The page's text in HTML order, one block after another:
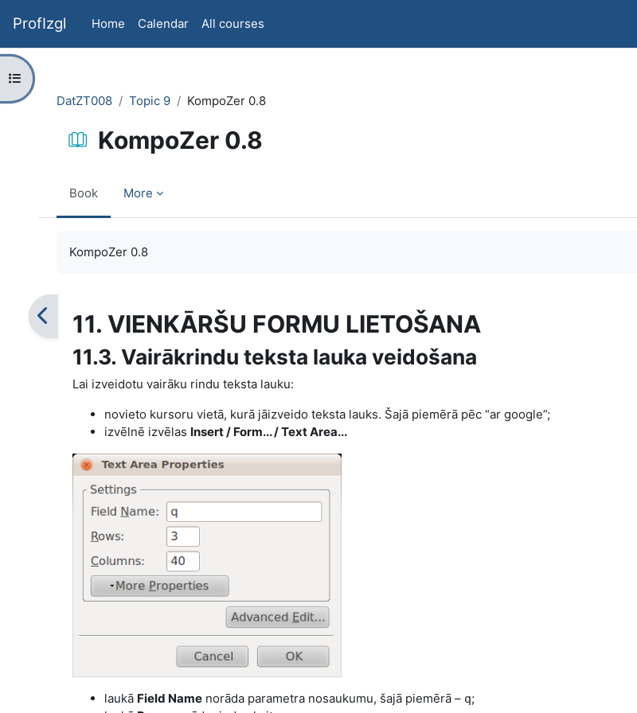
ProfIzgl Home Calendar All courses
Open course index
DatZT008
Topic 9 KompoZer 0.8
KompoZer 0.8
Book More
KompoZer 0.8
11. VIENKĀRŠU FORMU LIETOŠANA
11.3. Vairākrindu teksta lauka veidošana
Lai izveidotu vairāku rindu teksta lauku:
novieto kursoru vietā, kurā jāizveido teksta lauks. Šajā piemērā pēc “ar google”;
izvēlnē izvēlas Insert / Form... /Text Area...
laukā Field Name norāda parametra nosaukumu, šajā piemērā – q;